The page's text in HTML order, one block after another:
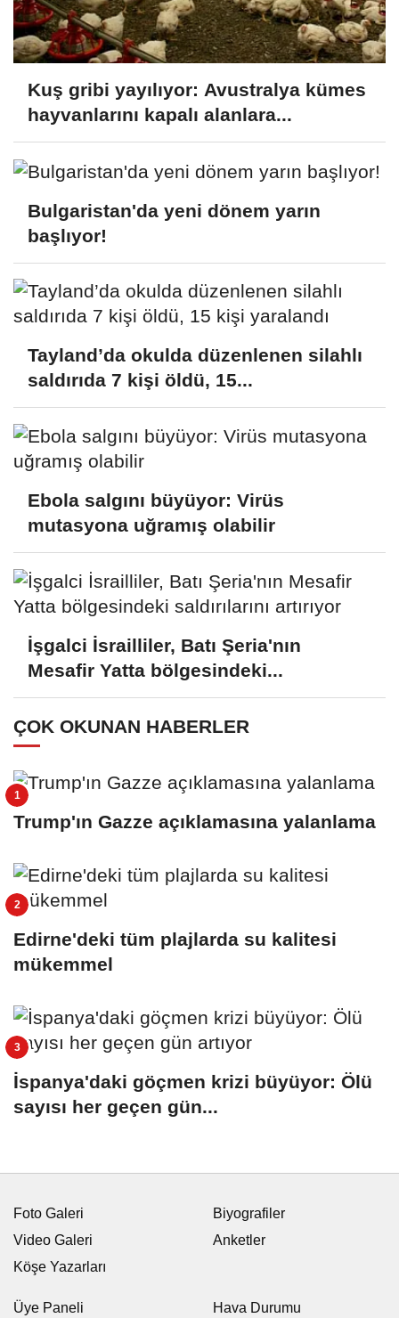
Kuş gribi yayılıyor: Avustralya kümes
hayvanlarını kapalı alanlara...
Bulgaristan'da yeni dönem yarın
başlıyor!
Tayland’da okulda düzenlenen silahlı
saldırıda 7 kişi öldü, 15...
Ebola salgını büyüyor: Virüs
mutasyona uğramış olabilir
İşgalci İsrailliler, Batı Şeria'nın
Mesafir Yatta bölgesindeki...
ÇOK OKUNAN HABERLER
Trump'ın Gazze açıklamasına yalanlama
Edirne'deki tüm plajlarda su kalitesi
mükemmel
İspanya'daki göçmen krizi büyüyor: Ölü
sayısı her geçen gün...
Foto Galeri
Video Galeri
Köşe Yazarları
Biyografiler
Anketler
Üye Paneli Hava Durumu